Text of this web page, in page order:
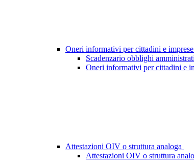
Oneri informativi per cittadini e imprese
Scadenzario obblighi
Oneri informativi per cittadini e
Attestazioni OIV o struttura analoga
Attestazioni OIV o struttura